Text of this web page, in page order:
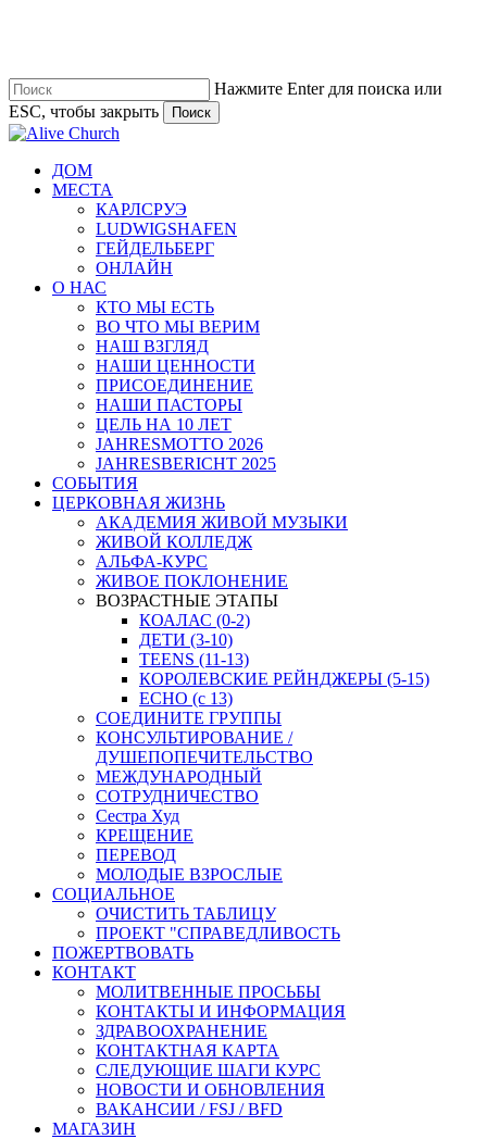
содержанию
Нажмите Enter для поиска или
ESC, чтобы закрыть
Поиск
Закрыть
Меню ДОМ
МЕСТА
КАРЛСРУЭ
LUDWIGSHAFEN
ГЕЙДЕЛЬБЕРГ
ОНЛАЙН
О НАС
КТО МЫ ЕСТЬ
ВО ЧТО МЫ ВЕРИМ
НАШ ВЗГЛЯД
НАШИ ЦЕННОСТИ
ПРИСОЕДИНЕНИЕ
НАШИ ПАСТОРЫ
ЦЕЛЬ НА 10 ЛЕТ
JAHRESMOTTO 2026
JAHRESBERICHT 2025
СОБЫТИЯ
ЦЕРКОВНАЯ ЖИЗНЬ
АКАДЕМИЯ ЖИВОЙ МУЗЫКИ
ЖИВОЙ КОЛЛЕДЖ
АЛЬФА-КУРС
ЖИВОЕ ПОКЛОНЕНИЕ
ВОЗРАСТНЫЕ ЭТАПЫ
КОАЛАС (0-2)
ДЕТИ (3-10)
TEENS (11-13)
КОРОЛЕВСКИЕ РЕЙНДЖЕРЫ (5-15)
ECHO (с 13)
СОЕДИНИТЕ ГРУППЫ
КОНСУЛЬТИРОВАНИЕ /
ДУШЕПОПЕЧИТЕЛЬСТВО
МЕЖДУНАРОДНЫЙ
СОТРУДНИЧЕСТВО
Сестра Худ
КРЕЩЕНИЕ
ПЕРЕВОД
МОЛОДЫЕ ВЗРОСЛЫЕ
СОЦИАЛЬНОЕ
ОЧИСТИТЬ ТАБЛИЦУ
ПРОЕКТ "СПРАВЕДЛИВОСТЬ
ПОЖЕРТВОВАТЬ
КОНТАКТ
МОЛИТВЕННЫЕ ПРОСЬБЫ
КОНТАКТЫ И ИНФОРМАЦИЯ
ЗДРАВООХРАНЕНИЕ
КОНТАКТНАЯ КАРТА
СЛЕДУЮЩИЕ ШАГИ КУРС
НОВОСТИ И ОБНОВЛЕНИЯ
ВАКАНСИИ / FSJ / BFD
МАГАЗИН